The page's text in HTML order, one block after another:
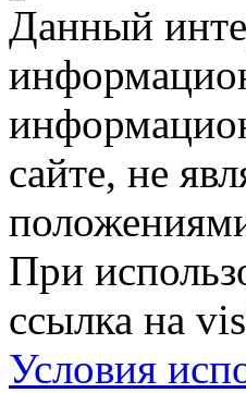
Данный
сайте, не
При
ссылка на
Условия